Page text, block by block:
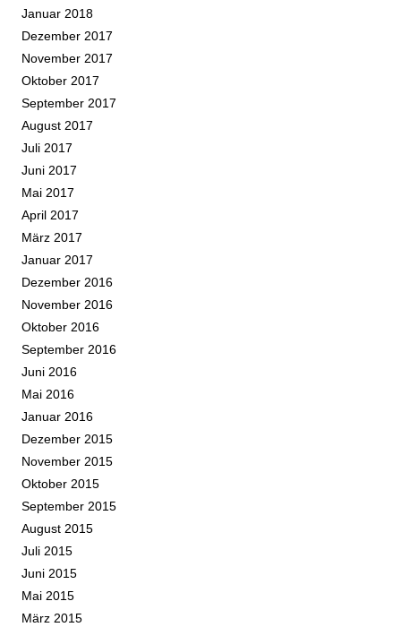
Januar 2018
Dezember 2017
November 2017
Oktober 2017
September 2017
August 2017
Juli 2017
Juni 2017
Mai 2017
April 2017
März 2017
Januar 2017
Dezember 2016
November 2016
Oktober 2016
September 2016
Juni 2016
Mai 2016
Januar 2016
Dezember 2015
November 2015
Oktober 2015
September 2015
August 2015
Juli 2015
Juni 2015
Mai 2015
März 2015